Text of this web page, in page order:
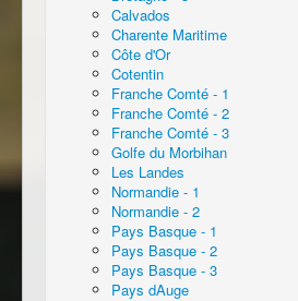
Calvados
Charente Maritime
Côte d'Or
Cotentin
Franche Comté - 1
Franche Comté - 2
Franche Comté - 3
Golfe du Morbihan
Les Landes
Normandie - 1
Normandie - 2
Pays Basque - 1
Pays Basque - 2
Pays Basque - 3
Pays dAuge